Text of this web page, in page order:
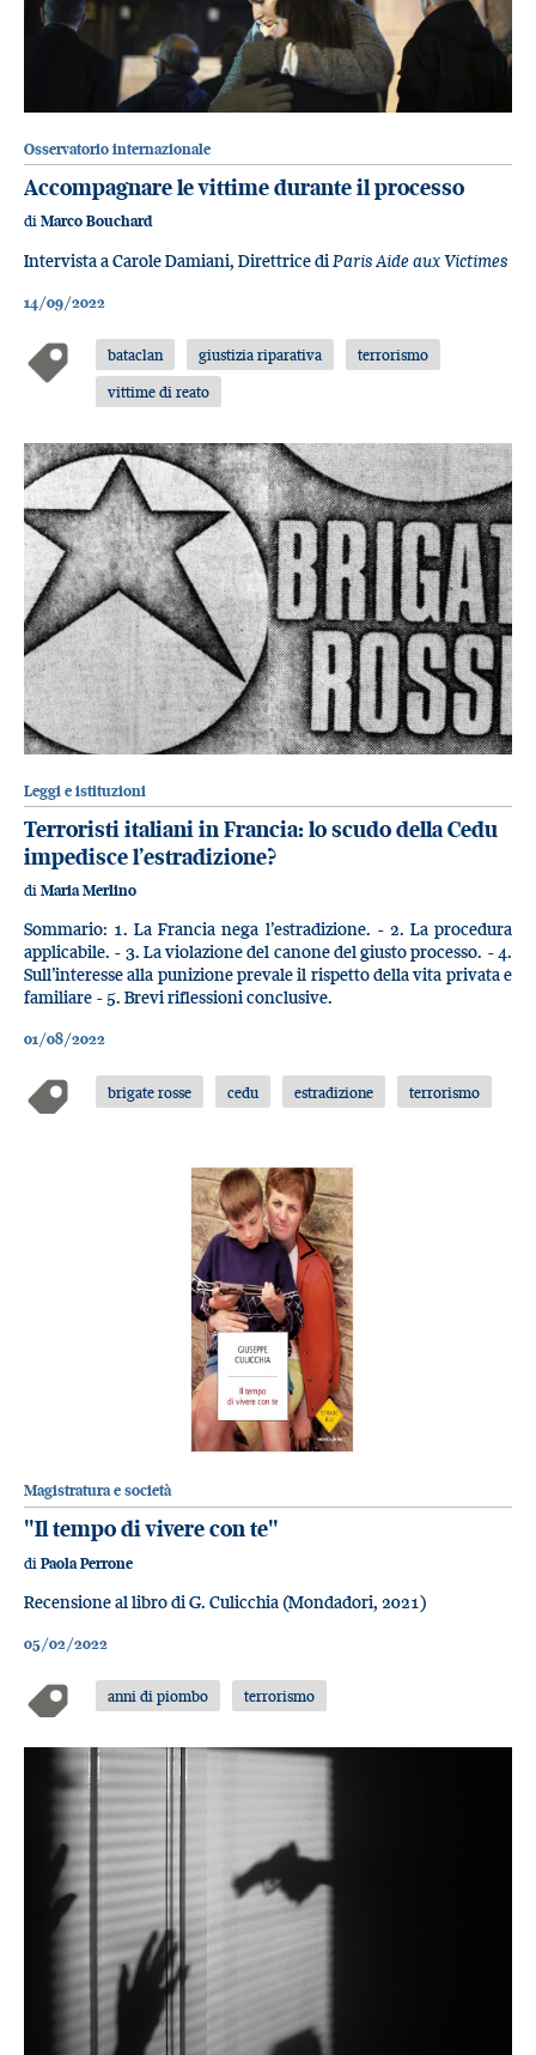
Osservatorio internazionale
Accompagnare le vittime durante il processo
di Marco Bouchard
Intervista a Carole Damiani, Direttrice di Paris Aide aux Victimes
14/09/2022
bataclan giustizia riparativa
terrorismo
vittime di reato
Leggi e istituzioni
Terroristi italiani in Francia: lo scudo della Cedu
impedisce l’estradizione?
di Maria Merlino
Sommario: 1. La Francia nega l’estradizione. - 2. La procedura
applicabile. - 3. La violazione del canone del giusto processo. - 4.
Sull’interesse alla punizione prevale il rispetto della vita privata e
familiare - 5. Brevi riflessioni conclusive.
01/08/2022
brigate rosse cedu estradizione terrorismo
Magistratura e società
"Il tempo di vivere con te"
di Paola Perrone
Recensione al libro di G. Culicchia (Mondadori, 2021)
05/02/2022
anni di piombo terrorismo